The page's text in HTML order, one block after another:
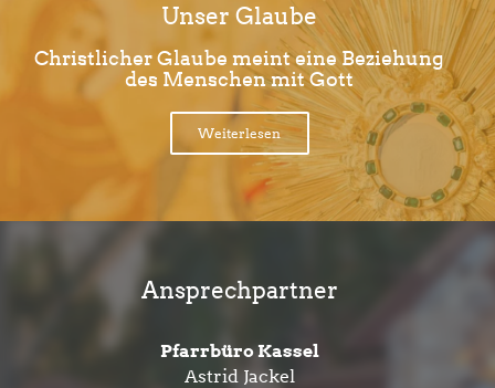
Unser Glaube
Christlicher Glaube meint eine Beziehung
des Menschen mit Gott
Weiterlesen
Ansprechpartner
Pfarrbüro Kassel
Astrid Jackel